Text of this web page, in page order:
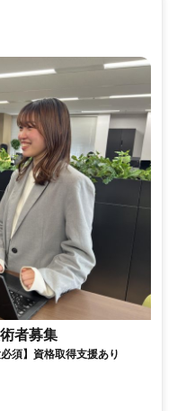
者募集
須】資格取得支援あり